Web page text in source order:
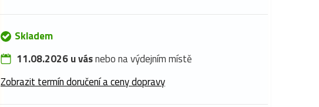
Skladem
11.08.2026 u vásnebo na výdejním místě
Zobrazit termín doručení a ceny dopravy